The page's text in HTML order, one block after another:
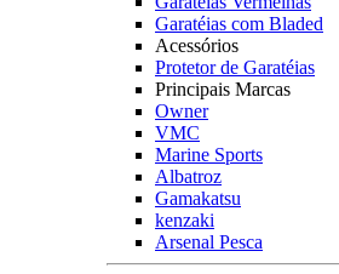
Garatéias com Bladed
Acessórios
Protetor de Garatéias
Principais Marcas
Owner
VMC
Marine Sports
Albatroz
Gamakatsu
kenzaki
Arsenal Pesca